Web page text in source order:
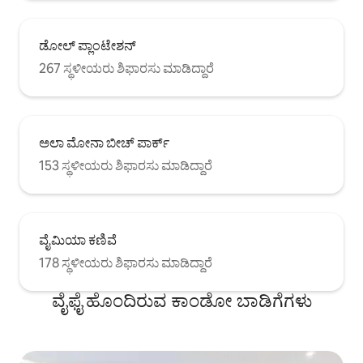
ಡೋಲ್ ಪ್ಲಾಂಟೇಶನ್
267 ಸ್ಥಳೀಯರು ಶಿಫಾರಸು ಮಾಡಿದ್ದಾರೆ
ಅಲಾ ಮೋನಾ ಬೀಚ್ ಪಾರ್ಕ್
153 ಸ್ಥಳೀಯರು ಶಿಫಾರಸು ಮಾಡಿದ್ದಾರೆ
ವೈಮಿಯಾ ಕಣಿವೆ
178 ಸ್ಥಳೀಯರು ಶಿಫಾರಸು ಮಾಡಿದ್ದಾರೆ
ವೈಫೈ ಹೊಂದಿರುವ ಕಾಂಡೋ ಬಾಡಿಗೆಗಳು